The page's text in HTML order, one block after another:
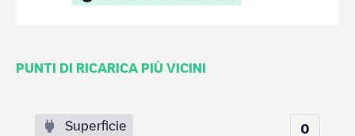
PUNTI DI RICARICA PIÙ VICINI
Superficie 0